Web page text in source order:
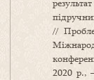
//
2020 р.,